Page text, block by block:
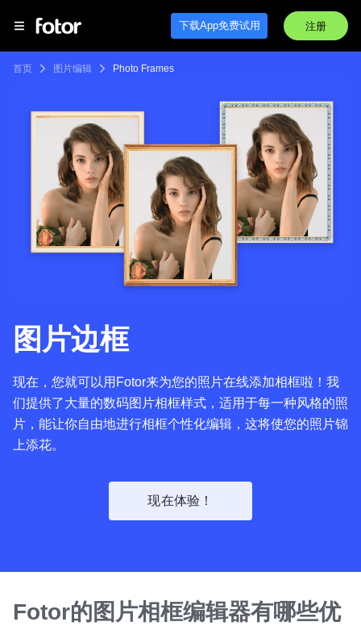
下载App免费试用 注册
首页 图片编辑 Photo Frames
图片边框
现在，您就可以用Fotor来为您的照片在线添加相框啦！我
们提供了大量的数码图片相框样式，适用于每一种风格的照
片，能让你自由地进行相框个性化编辑，这将使您的照片锦
上添花。
现在体验！
Fotor的图片相框编辑器有哪些优